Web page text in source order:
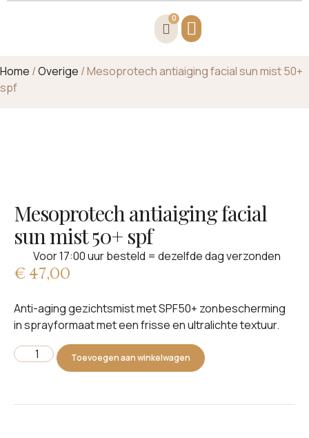
0
Home /Overige / Mesoprotech antiaiging facial sun mist 50+
spf
Mesoprotech antiaiging facial
sun mist 50+ spf
Voor 17:00 uur besteld = dezelfde dag verzonden
€ 47,00
Anti-aging gezichtsmist met SPF50+ zonbescherming
in sprayformaat met een frisse en ultralichte textuur.
Toevoegen aan winkelwagen